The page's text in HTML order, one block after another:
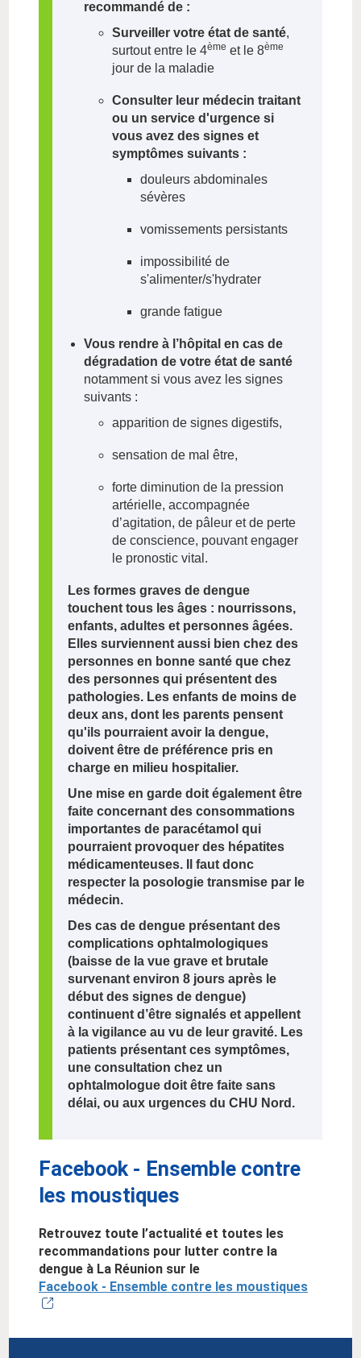
recommandé de :
Surveiller votre état de santé,
surtout entre le 4ème et le 8ème
jour de la maladie
Consulter leur médecin traitant
ou un service d'urgence si
vous avez des signes et
symptômes suivants :
douleurs abdominales
sévères
vomissements persistants
impossibilité de
s'alimenter/s'hydrater
grande fatigue
Vous rendre à l’hôpital en cas de
dégradation de votre état de santé
notamment si vous avez les signes
suivants :
apparition de signes digestifs,
sensation de mal être,
forte diminution de la pression
artérielle, accompagnée
d’agitation, de pâleur et de perte
de conscience, pouvant engager
le pronostic vital.
Les formes graves de dengue
touchent tous les âges : nourrissons,
enfants, adultes et personnes âgées.
Elles surviennent aussi bien chez des
personnes en bonne santé que chez
des personnes qui présentent des
pathologies. Les enfants de moins de
deux ans, dont les parents pensent
qu'ils pourraient avoir la dengue,
doivent être de préférence pris en
charge en milieu hospitalier.
Une mise en garde doit également être
faite concernant des consommations
importantes de paracétamol qui
pourraient provoquer des hépatites
médicamenteuses. Il faut donc
respecter la posologie transmise par le
médecin.
Des cas de dengue présentant des
complications ophtalmologiques
(baisse de la vue grave et brutale
survenant environ 8 jours après le
début des signes de dengue)
continuent d’être signalés et appellent
à la vigilance au vu de leur gravité. Les
patients présentant ces symptômes,
une consultation chez un
ophtalmologue doit être faite sans
délai, ou aux urgences du CHU Nord.
Facebook - Ensemble contre
les moustiques
Retrouvez toute l’actualité et toutes les
recommandations pour lutter contre la
dengue à La Réunion sur le
Facebook - Ensemble contre les moustiques